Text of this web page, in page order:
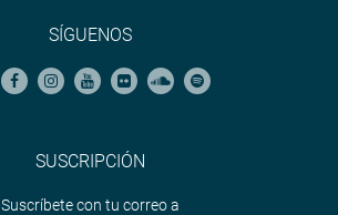
SÍGUENOS
SUSCRIPCIÓN
Suscríbete con tu correo a